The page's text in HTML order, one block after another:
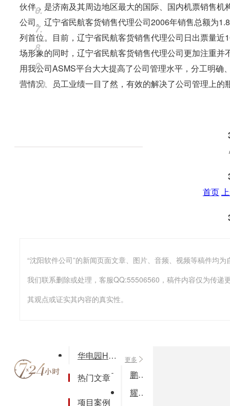
伙伴，是济南及其周边地区最大的国际、国内机票销售
公司。辽宁省民航客货销售代理公司2006年销售总额为
列首位。目前，辽宁省民航客货销售代理公司日出票量
场形象的同时，辽宁省民航客货销售代理公司更加注重
用我公司ASMS平台大大提高了公司管理水平，分工明
营情况、员工业绩一目了然，有效的解决了公司管理上的
首页
我们联系删除或处理，客服QQ:55506560，稿件内容仅为传递
其观点或证实其内容的真实性。
更多
热门文章
6.
7.
8.
9.
10.
项目案例
华电园HD-OA v5.5 政务版
鹏越惊虹商用密码执法检查系统
耀轩通讯汽车行业解决方案